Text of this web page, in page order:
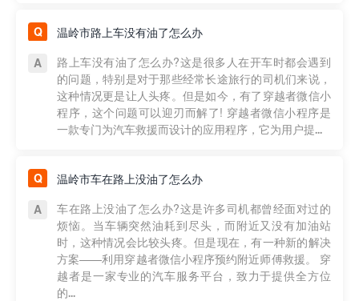
温岭市路上车没有油了怎么办
路上车没有油了怎么办?这是很多人在开车时都会遇到
的问题，特别是对于那些经常长途旅行的司机们来说，
这种情况更是让人头疼。但是如今，有了穿越者微信小
程序，这个问题可以迎刃而解了! 穿越者微信小程序是
一款专门为汽车救援而设计的应用程序，它为用户提...
温岭市车在路上没油了怎么办
车在路上没油了怎么办?这是许多司机都曾经面对过的
烦恼。当车辆突然油耗到尽头，而附近又没有加油站
时，这种情况会比较头疼。但是现在，有一种新的解决
方案——利用穿越者微信小程序预约附近师傅救援。 穿
越者是一家专业的汽车服务平台，致力于提供全方位
的...